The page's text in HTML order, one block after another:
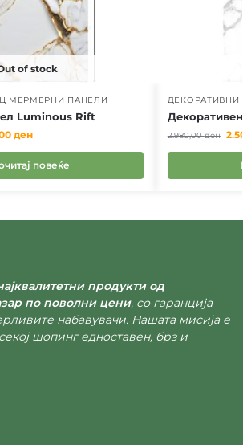
of stock
МЕРМЕРНИ ПАНЕЛИ
Luminous Rift
ден
повеќе
2.980,00ден
продукти од
по поволни цени, со гаранција
набавувачи. Нашата мисија е
шопинг едноставен, брз и